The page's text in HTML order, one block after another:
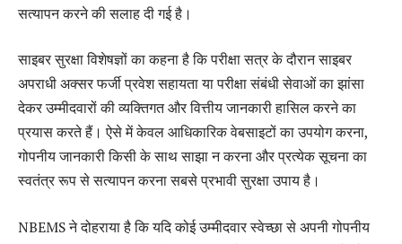
सत्यापन करने की सलाह दी गई है।
साइबर सुरक्षा विशेषज्ञों का कहना है कि परीक्षा सत्र के दौरान साइबर
अपराधी अक्सर फर्जी प्रवेश सहायता या परीक्षा संबंधी सेवाओं का झांसा
देकर उम्मीदवारों की व्यक्तिगत और वित्तीय जानकारी हासिल करने का
प्रयास करते हैं। ऐसे में केवल आधिकारिक वेबसाइटों का उपयोग करना,
गोपनीय जानकारी किसी के साथ साझा न करना और प्रत्येक सूचना का
स्वतंत्र रूप से सत्यापन करना सबसे प्रभावी सुरक्षा उपाय है।
NBEMS ने दोहराया है कि यदि कोई उम्मीदवार स्वेच्छा से अपनी गोपनीय